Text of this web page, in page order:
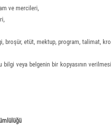
ve mercileri,
broşür, etüt, mektup, program,
veya belgenin bir kopyasının